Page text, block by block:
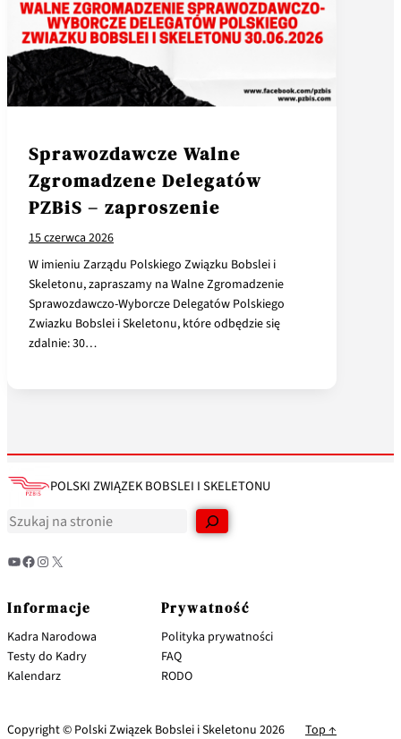
Sprawozdawcze Walne
Zgromadzene Delegatów
PZBiS – zaproszenie
15 czerwca 2026
W imieniu Zarządu Polskiego Związku Bobslei i
Skeletonu, zapraszamy na Walne Zgromadzenie
Sprawozdawczo-Wyborcze Delegatów Polskiego
Zwiazku Bobslei i Skeletonu, które odbędzie się
zdalnie: 30…
POLSKI ZWIĄZEK BOBSLEI I SKELETONU
Informacje
Kadra Narodowa
Testy do Kadry
Kalendarz
Prywatność
Polityka prywatności
FAQ
RODO
Copyright © Polski Związek Bobslei i Skeletonu 2026 Top ↑